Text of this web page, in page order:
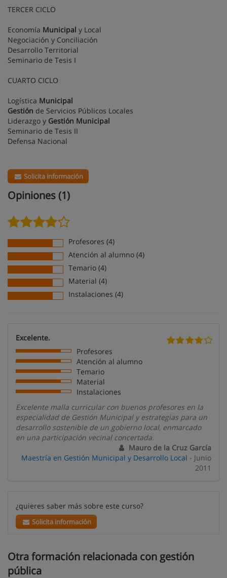
TERCER CICLO
Economía Municipal y Local
Negociación y Conciliación
Desarrollo Territorial
Seminario de Tesis I
CUARTO CICLO
Logística Municipal
Gestión de Servicios Públicos Locales
Liderazgo y Gestión Municipal
Seminario de Tesis II
Defensa Nacional
Solicita información
Opiniones (1)
Profesores (4)
Atención al alumno (4)
Temario (4)
Material (4)
Instalaciones (4)
Excelente.
Profesores
Atención al alumno
Temario
Material
Instalaciones
Excelente malla curricular con buenos profesores en la
especialidad de Gestión Municipal y estrategias para un
desarrollo sostenible de un gobierno local, enmarcado
en una participación vecinal concertada.
Mauro de la Cruz García
Maestría en Gestión Municipal y Desarrollo Local - Junio
2011
¿quieres saber más sobre este curso?
Solicita información
Otra formación relacionada con gestión
pública